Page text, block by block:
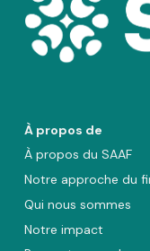
À propos de
À propos du SAAF
Notre approche du
Qui nous sommes
Notre impact